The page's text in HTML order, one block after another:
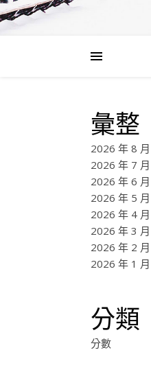
彙整
2026 年 8 月
2026 年 7 月
2026 年 6 月
2026 年 5 月
2026 年 4 月
2026 年 3 月
2026 年 2 月
2026 年 1 月
分類
分數